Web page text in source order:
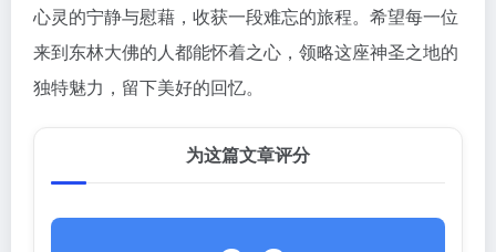
心灵的宁静与慰藉，收获一段难忘的旅程。希望每一位
来到东林大佛的人都能怀着之心，领略这座神圣之地的
独特魅力，留下美好的回忆。
为这篇文章评分